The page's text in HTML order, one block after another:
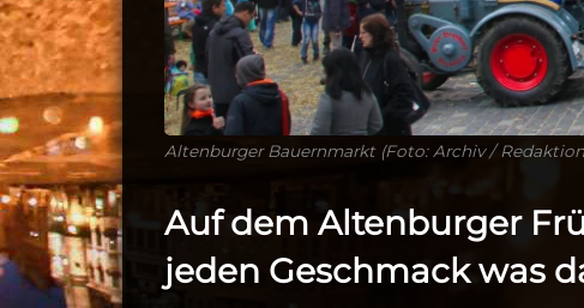
Altenburger Bauernmarkt (Foto: Archiv /
Auf dem Altenburger
jeden Geschmack was